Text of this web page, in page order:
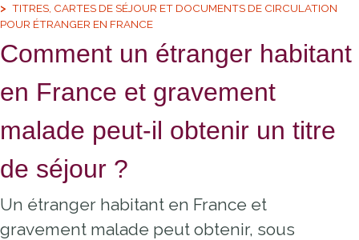
TITRES, CARTES DE SÉJOUR ET DOCUMENTS DE CIRCULATION
POUR ÉTRANGER EN FRANCE
Comment un étranger habitant
en France et gravement
malade peut-il obtenir un titre
de séjour ?
Un étranger habitant en France et
gravement malade peut obtenir, sous